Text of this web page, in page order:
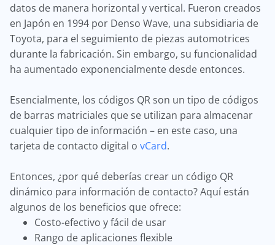
datos de manera horizontal y vertical. Fueron creados
en Japón en 1994 por Denso Wave, una subsidiaria de
Toyota, para el seguimiento de piezas automotrices
durante la fabricación. Sin embargo, su funcionalidad
ha aumentado exponencialmente desde entonces.
Esencialmente, los códigos QR son un tipo de códigos
de barras matriciales que se utilizan para almacenar
cualquier tipo de información – en este caso, una
tarjeta de contacto digital o vCard.
Entonces, ¿por qué deberías crear un código QR
dinámico para información de contacto? Aquí están
algunos de los beneficios que ofrece:
Costo-efectivo y fácil de usar
Rango de aplicaciones flexible